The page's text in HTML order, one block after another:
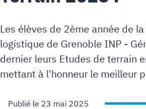
Les élèves de 2ème année de
logistique de Grenoble INP -
dernier leurs Etudes de terrain
mettant à l'honneur le meilleur
Publié le 23 mai 2025